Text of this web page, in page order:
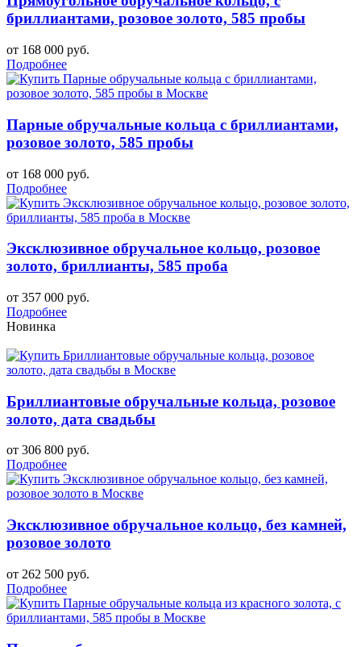
бриллиантами, розовое золото, 585 пробы
от 168 000 руб.
Подробнее
Парные обручальные кольца с бриллиантами,
розовое золото, 585 пробы
от 168 000 руб.
Подробнее
Эксклюзивное обручальное кольцо, розовое
золото, бриллианты, 585 проба
от 357 000 руб.
Подробнее
Новинка
Бриллиантовые обручальные кольца, розовое
золото, дата свадьбы
от 306 800 руб.
Подробнее
Эксклюзивное обручальное кольцо, без камней,
розовое золото
от 262 500 руб.
Подробнее